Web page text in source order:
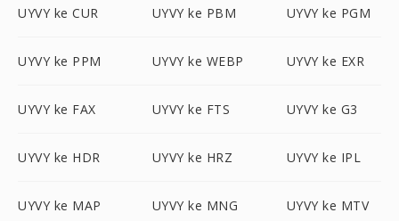
UYVY ke CUR UYVY ke PBM UYVY ke PGM
UYVY ke PPM UYVY ke WEBP UYVY ke EXR
UYVY ke FAX UYVY ke FTS UYVY ke G3
UYVY ke HDR UYVY ke HRZ UYVY ke IPL
UYVY ke MAP UYVY ke MNG UYVY ke MTV